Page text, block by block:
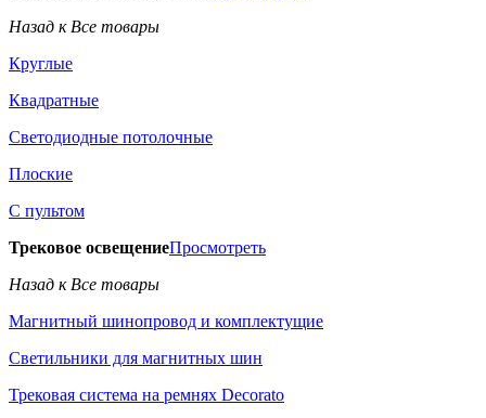
Назад к Все товары
Круглые
Квадратные
Светодиодные потолочные
Плоские
С пультом
Трековое освещениеПросмотреть
Назад к Все товары
Магнитный шинопровод и комплектущие
Светильники для магнитных шин
Трековая система на ремнях Decorato